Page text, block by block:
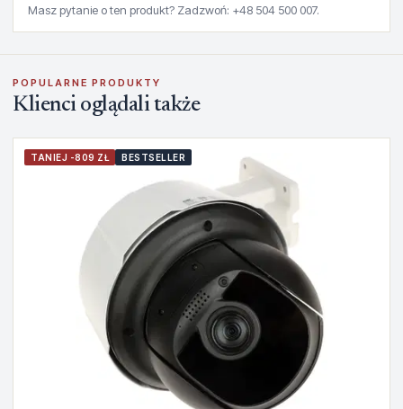
Masz pytanie o ten produkt? Zadzwoń: +48 504 500 007.
POPULARNE PRODUKTY
Klienci oglądali także
TANIEJ -809 ZŁ BESTSELLER